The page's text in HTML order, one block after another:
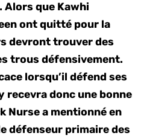
Alors que Kawhi
ont quitté pour la
devront trouver des
trous défensivement.
lorsqu’il défend ses
recevra donc une bonne
Nurse a mentionné en
défenseur primaire des